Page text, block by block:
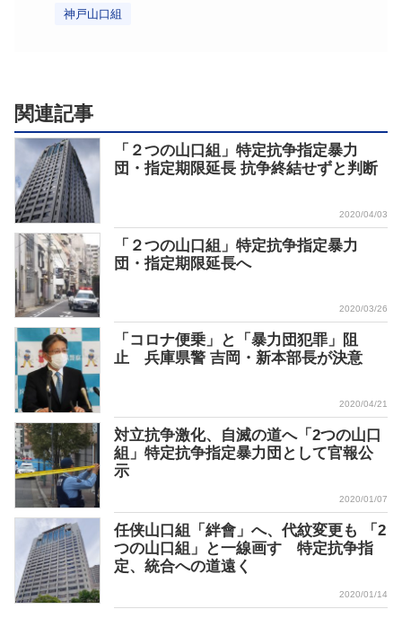
神戸山口組
関連記事
「２つの山口組」特定抗争指定暴力
団・指定期限延長 抗争終結せずと判断
2020/04/03
「２つの山口組」特定抗争指定暴力
団・指定期限延長へ
2020/03/26
「コロナ便乗」と「暴力団犯罪」阻
止 兵庫県警 吉岡・新本部長が決意
2020/04/21
対立抗争激化、自滅の道へ「2つの山口
組」特定抗争指定暴力団として官報公
示
2020/01/07
任侠山口組「絆會」へ、代紋変更も 「2
つの山口組」と一線画す 特定抗争指
定、統合への道遠く
2020/01/14